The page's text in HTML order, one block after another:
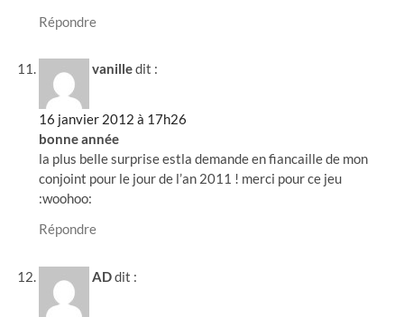
Répondre
vanilledit :
16 janvier 2012 à 17h26
bonne année
la plus belle surprise estla demande en fiancaille de mon
conjoint pour le jour de l’an 2011 ! merci pour ce jeu
:woohoo:
Répondre
ADdit :